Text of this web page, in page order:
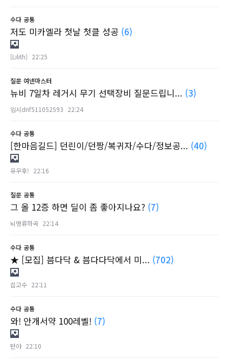
수다 공통
저도 미카엘라 첫날 첫클 성공 (6)
[Lilith] 22:25
질문 여넨마스터
뉴비 7일차 레거시 무기 선택장비 질문드립니... (3)
임시dnf511052593 22:24
수다 공통
[한마음길드] 던린이/던짱/복귀자/수다/정보공... (40)
유우후! 22:16
질문 공통
그 올 12증 하면 딜이 좀 좋아지나요? (7)
뇌명류하곡 22:14
수다 공통
★ [모집] 븜다닥 & 븜다다닥에서 미... (702)
싑고수 22:11
수다 공통
와! 안개서약 100레벨! (7)
탄야 22:10